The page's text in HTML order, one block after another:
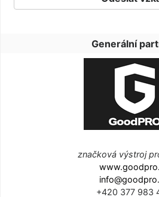
Generální
značková výstroj
+420 377 983